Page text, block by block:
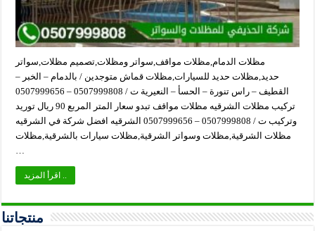
مظلات الدمام,مظلات مواقف,سواتر ومظلات,تصميم مظلات,سواتر
حديد,مظلات حديد للسيارات,مظلات قماش متوجدين / بالدمام – الخبر –
القطيف – راس تنورة – الحسأ – النعيرية ت / 0507999808 – 0507999656
تركيب مظلات الشرقيه مظلات مواقف تبدو سعار المتر المربع 90 ريال توريد
وتركيب ت / 0507999808 – 0507999656 الشرقيه افضل شركة في الشرقيه
مظلات الشرقية,مظلات وسواتر الشرقية,مظلات سيارات بالشرقية,مظلات
اقرأ المزيد ..
منتجاتنا